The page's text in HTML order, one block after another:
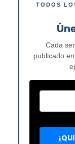
TODOS
Cada
publicado